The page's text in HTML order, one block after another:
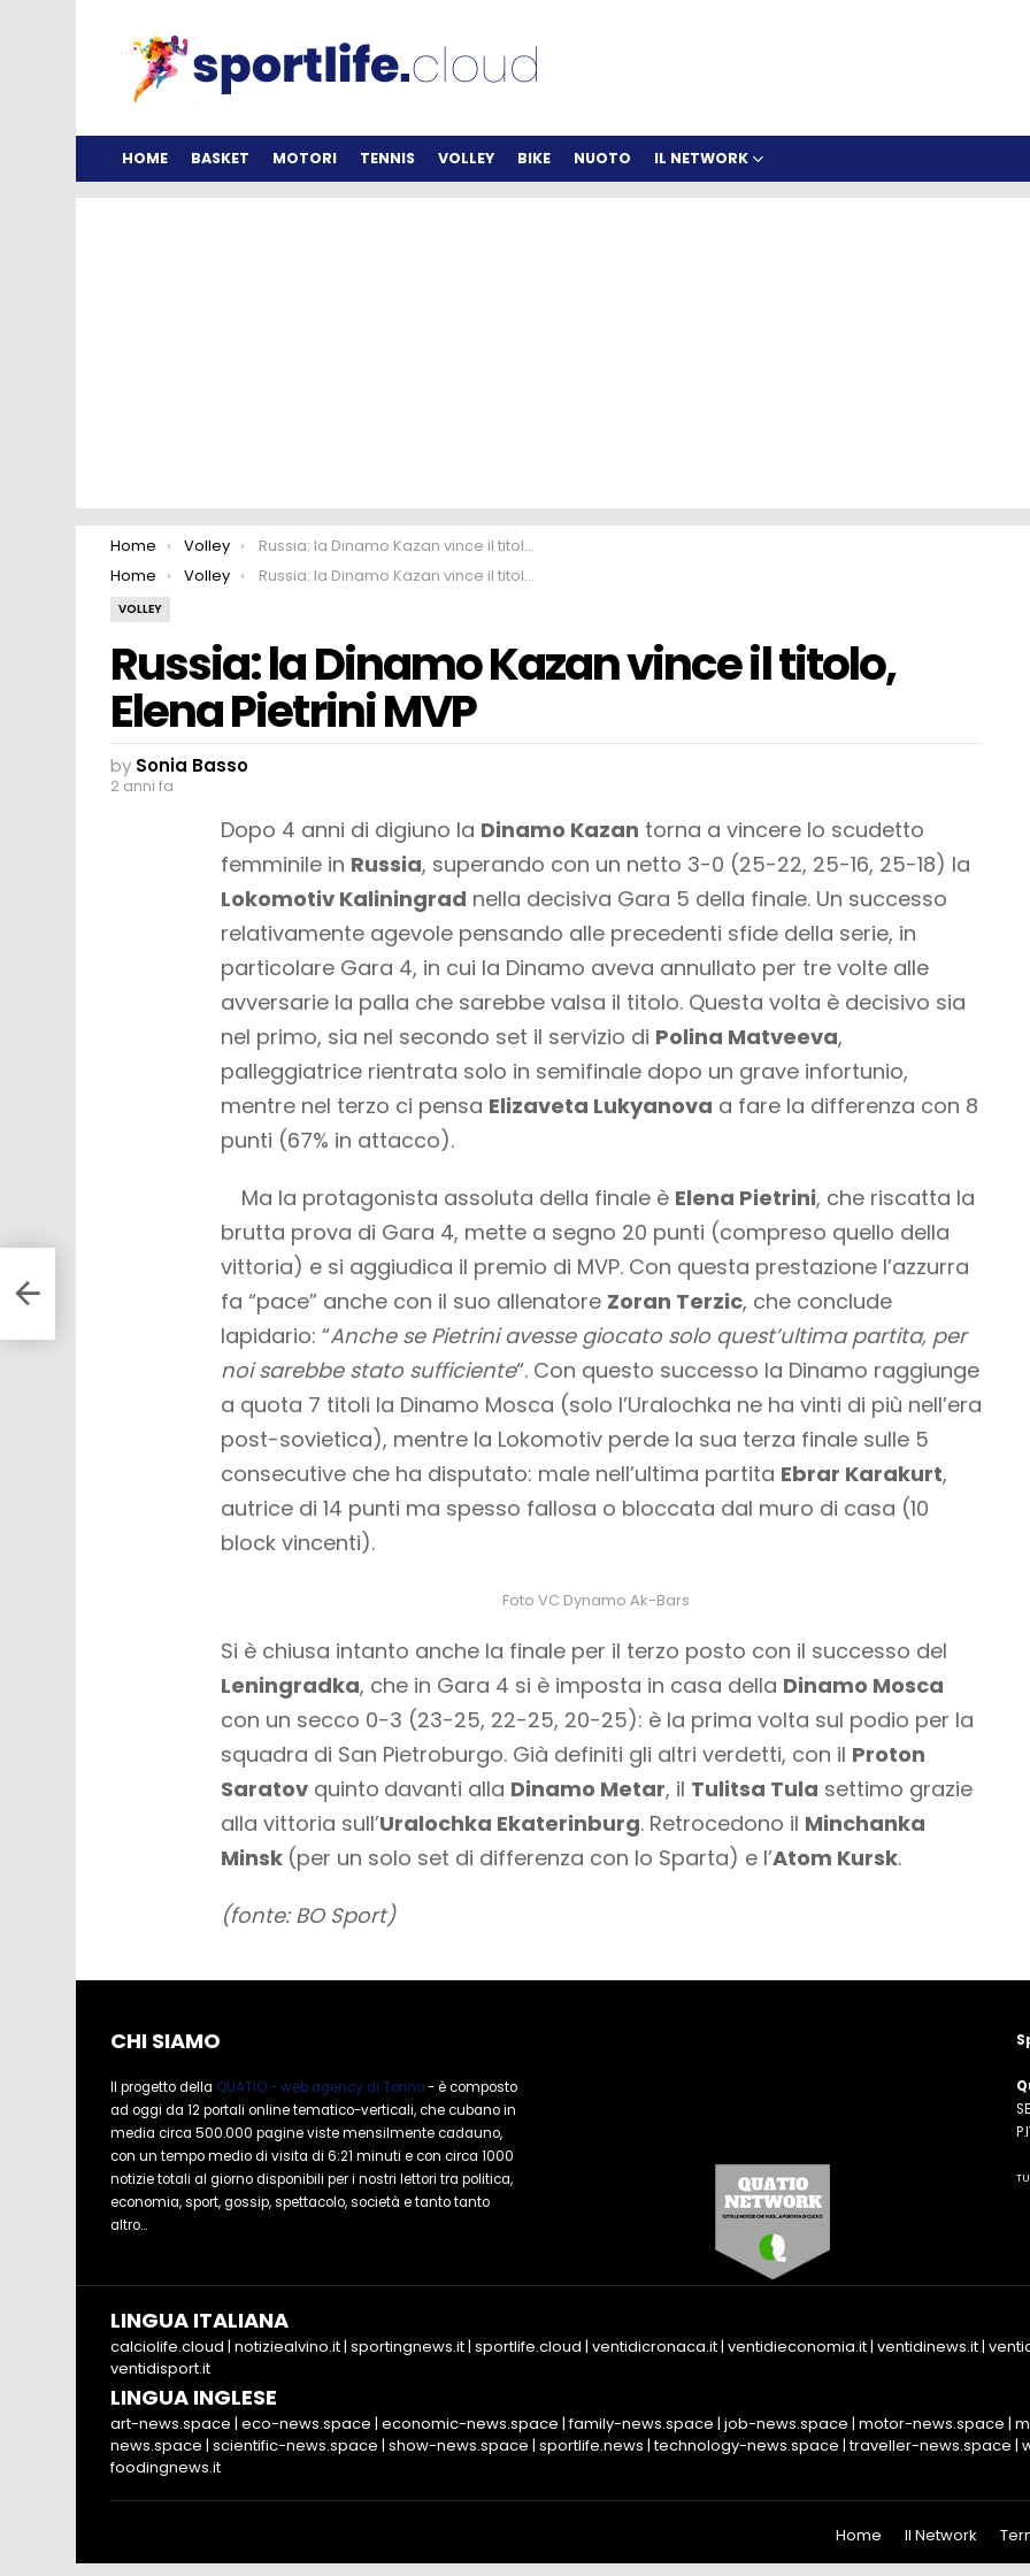
HOME BASKET MOTORI TENNIS VOLLEY BIKE NUOTO IL NETWORK
You are here:
Home Volley
Russia: la Dinamo Kazan vince il titolo, Elena Pietrini MVP
You are here:
Home Volley Russia: la Dinamo Kazan vince il titolo, Elena Pietrini MVP
VOLLEY
Russia: la Dinamo Kazan vince il titolo,
Elena Pietrini MVP
by Sonia Basso
2 anni fa
Dopo 4 anni di digiuno la Dinamo Kazan torna a vincere lo scudetto
femminile in Russia, superando con un netto 3-0 (25-22, 25-16, 25-18) la
Lokomotiv Kaliningrad nella decisiva Gara 5 della finale. Un successo
relativamente agevole pensando alle precedenti sfide della serie, in
particolare Gara 4, in cui la Dinamo aveva annullato per tre volte alle
avversarie la palla che sarebbe valsa il titolo. Questa volta è decisivo sia
nel primo, sia nel secondo set il servizio di Polina Matveeva,
palleggiatrice rientrata solo in semifinale dopo un grave infortunio,
mentre nel terzo ci pensa Elizaveta Lukyanova a fare la differenza con 8
punti (67% in attacco).
Ma la protagonista assoluta della finale è Elena Pietrini, che riscatta la
brutta prova di Gara 4, mette a segno 20 punti (compreso quello della
vittoria) e si aggiudica il premio di MVP. Con questa prestazione l’azzurra
fa “pace” anche con il suo allenatore Zoran Terzic, che conclude
lapidario: “Anche se Pietrini avesse giocato solo quest’ultima partita, per
noi sarebbe stato sufficiente“. Con questo successo la Dinamo raggiunge
a quota 7 titoli la Dinamo Mosca (solo l’Uralochka ne ha vinti di più nell’era
post-sovietica), mentre la Lokomotiv perde la sua terza finale sulle 5
consecutive che ha disputato: male nell’ultima partita Ebrar Karakurt,
autrice di 14 punti ma spesso fallosa o bloccata dal muro di casa (10
block vincenti).
Foto VC Dynamo Ak-Bars
Si è chiusa intanto anche la finale per il terzo posto con il successo del
Leningradka, che in Gara 4 si è imposta in casa della Dinamo Mosca
con un secco 0-3 (23-25, 22-25, 20-25): è la prima volta sul podio per la
squadra di San Pietroburgo. Già definiti gli altri verdetti, con il Proton
Saratov quinto davanti alla Dinamo Metar, il Tulitsa Tula settimo grazie
alla vittoria sull’Uralochka Ekaterinburg. Retrocedono il Minchanka
Minsk (per un solo set di differenza con lo Sparta) e l’Atom Kursk.
(fonte: BO Sport)
CHI SIAMO
Il progetto della QUATIO - web agency di Torino- è composto
ad oggi da 12 portali online tematico-verticali, che cubano in
media circa 500.000 pagine viste mensilmente cadauno,
con un tempo medio di visita di 6:21 minuti e con circa 1000
notizie totali al giorno disponibili per i nostri lettori tra politica,
economia, sport, gossip, spettacolo, società e tanto tanto
altro...
LINGUA ITALIANA
calciolife.cloud | notiziealvino.it| sportingnews.it| sportlife.cloud | ventidicronaca.it| ventidieconomia.it| ventidinews.it|
ventidisport.it
LINGUA INGLESE
art-news.space | eco-news.space | economic-news.space |family-news.space | job-news.space | motor-news.space |
news.space | scientific-news.space | show-news.space | sportlife.news |technology-news.space |traveller-news.space |
foodingnews.it
Home Il Network